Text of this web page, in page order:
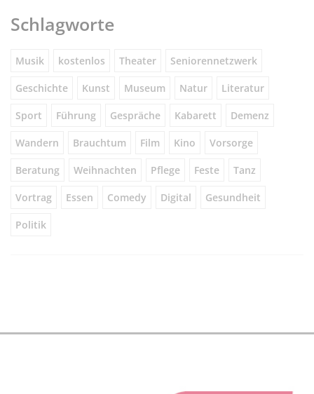
Schlagworte
Musik kostenlos Theater Seniorennetzwerk
Geschichte Kunst Museum Natur Literatur
Sport Führung Gespräche Kabarett Demenz
Wandern Brauchtum Film Kino Vorsorge
Beratung Weihnachten Pflege Feste Tanz
Vortrag Essen Comedy Digital Gesundheit
Politik